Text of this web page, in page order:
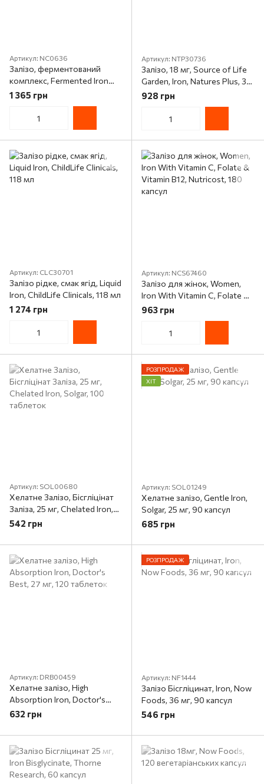
Артикул: NC0636
Залізо, ферментований
комплекс, Fermented Iron
Complex, New Chapter, 60
вегетаріанських таблеток
1 365 грн
Артикул: NTP30736
Залізо, 18 мг, Source of Life
Garden, Iron, Natures Plus, 30
вегетаріанських капсул
928 грн
Артикул: CLC30701
Залізо рідке, смак ягід, Liquid
Iron, ChildLife Clinicals, 118 мл
1 274 грн
Артикул: NCS67460
Залізо для жінок, Women,
Iron With Vitamin C, Folate &
Vitamin B12, Nutricost, 180
963 грн
Артикул: SOL00680
Хелатне Залізо, Бісгліцінат
Заліза, 25 мг, Chelated Iron,
Solgar, 100 таблеток
542 грн
РОЗПРОДАЖ
ХІТ
Артикул: SOL01249
Хелатне залізо, Gentle Iron,
Solgar, 25 мг, 90 капсул
685 грн
Артикул: DRB00459
Хелатне залізо, High
Absorption Iron, Doctor's
Best, 27 мг, 120 таблеток
632 грн
РОЗПРОДАЖ
Артикул: NF1444
Залізо Бісгліцинат, Iron, Now
Foods, 36 мг, 90 капсул
546 грн